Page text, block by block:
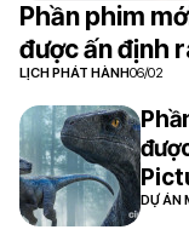
Phần phim
được ấn định
LỊCH PHÁT HÀNH06/02
DỰ ÁN